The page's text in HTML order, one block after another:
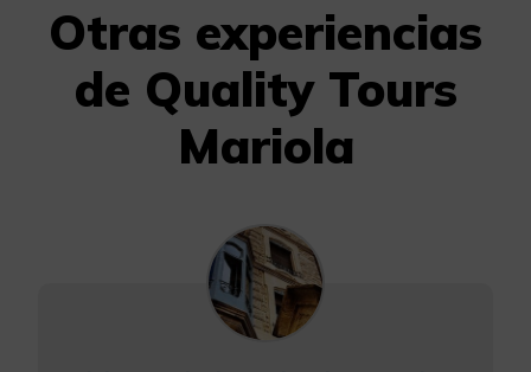
Otras experiencias
de Quality Tours
Mariola